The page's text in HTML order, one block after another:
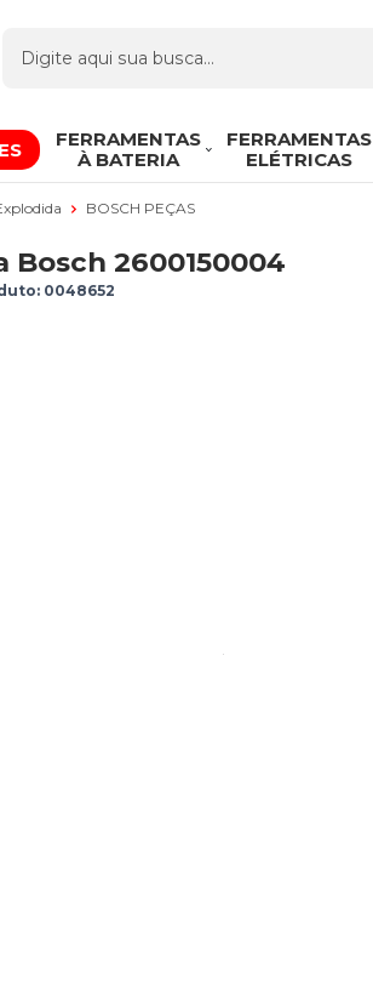
FERRAMENTAS
À BATERIA
FERRAMENTAS
ELÉTRICAS
BOSCH PEÇAS
Bosch 2600150004
0048652